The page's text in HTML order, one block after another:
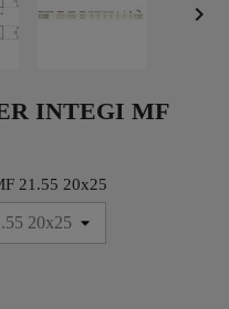

INTEGI MF
21.55 20x25